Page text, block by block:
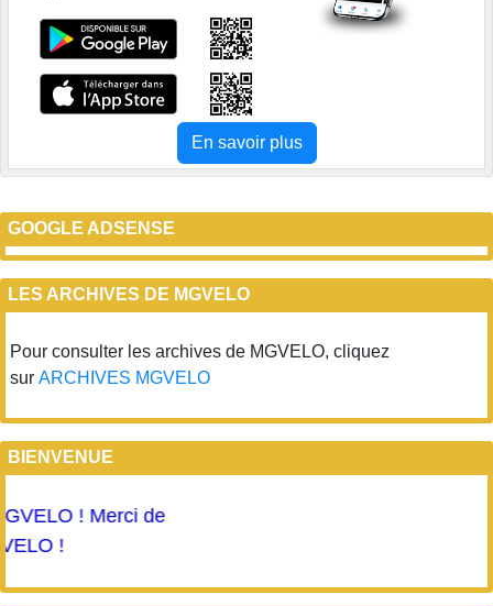
En savoir plus
GOOGLE ADSENSE
LES ARCHIVES DE MGVELO
Pour consulter les archives de MGVELO, cliquez
sur ARCHIVES MGVELO
BIENVENUE
! Merci de
!